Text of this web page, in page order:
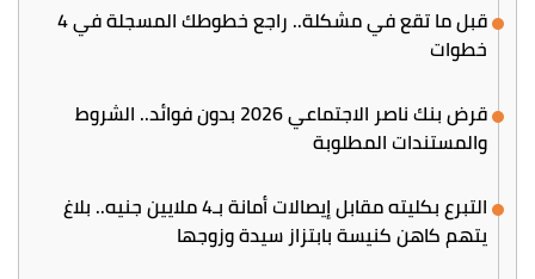
قبل ما تقع في مشكلة.. راجع خطوطك المسجلة في 4
خطوات
قرض بنك ناصر الاجتماعي 2026 بدون فوائد.. الشروط
والمستندات المطلوبة
التبرع بكليته مقابل إيصالات أمانة بـ4 ملايين جنيه.. بلاغ
يتهم كاهن كنيسة بابتزاز سيدة وزوجها